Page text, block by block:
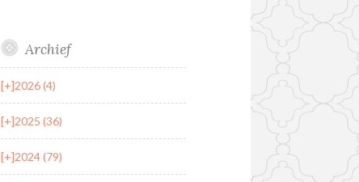
Archief
[+]2026 (4)
[+]2025 (36)
[+]2024 (79)